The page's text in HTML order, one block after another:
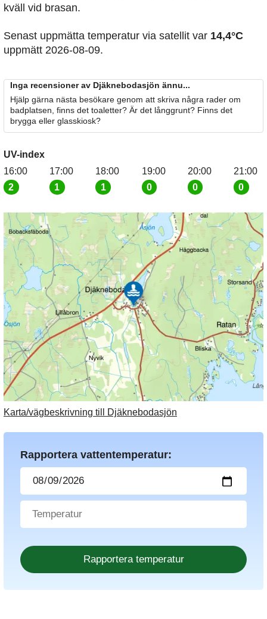
kväll vid brasan.
Senast uppmätta temperatur via satellit var 14,4°C
uppmätt 2026-08-09.
Inga recensioner av Djäknebodasjön ännu...
Hjälp gärna nästa besökare genom att skriva några rader om
badplatsen, finns det toaletter? Är det långgrunt? Finns det
brygga eller glasskiosk?
UV-index
16:00
2
17:00
1
18:00
1
19:00
0
20:00
0
21:00
0
Karta/vägbeskrivning till Djäknebodasjön
Rapportera vattentemperatur: